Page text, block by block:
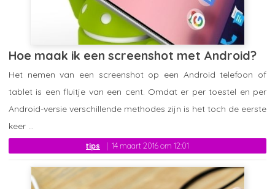
Hoe maak ik een screenshot met Android?
tips 14 maart 2016 om 12:01
Het nemen van een screenshot op een Android telefoon of
tablet is een fluitje van een cent. Omdat er per toestel en per
Android-versie verschillende methodes zijn is het toch de eerste
keer ...